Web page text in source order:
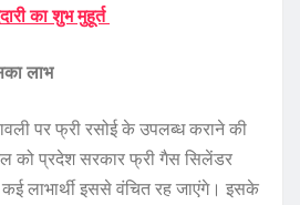
का शुभ मुहूर्त
लाभ
पर फ्री रसोई के उपलब्ध कराने की
को प्रदेश सरकार फ्री गैस सिलेंडर
लाभार्थी इससे वंचित रह जाएंगे। इसके